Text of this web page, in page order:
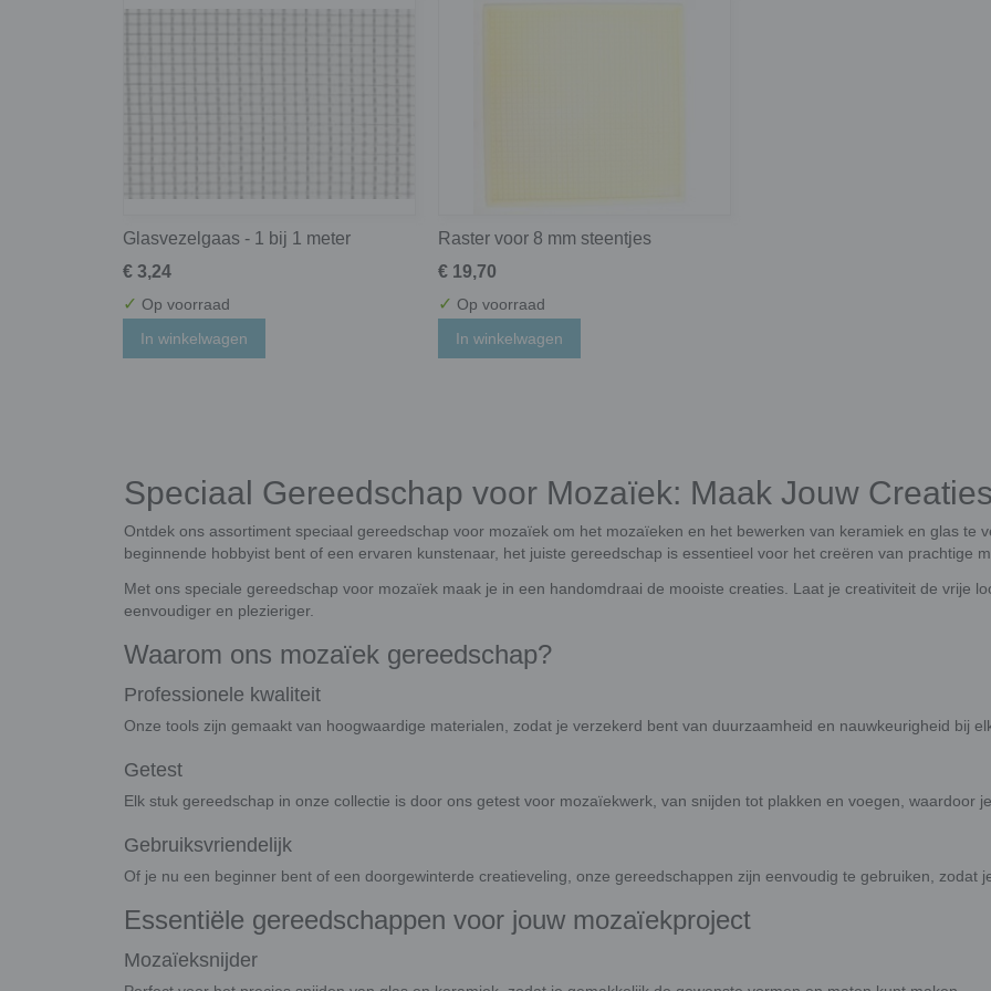
Glasvezelgaas - 1 bij 1 meter
€ 3,24
✓ Op voorraad
In winkelwagen
Raster voor 8 mm steentjes
€ 19,70
✓ Op voorraad
In winkelwagen
Speciaal Gereedschap voor Mozaïek: Maak Jouw
Ontdek ons assortiment speciaal gereedschap voor mozaïek om het mozaïeken en het bewerken van keramiek en glas te
beginnende hobbyist bent of een ervaren kunstenaar, het juiste gereedschap is essentieel voor het creëren van prachtige
Met ons speciale gereedschap voor mozaïek maak je in een handomdraai de mooiste creaties. Laat je creativiteit de vrije
eenvoudiger en plezieriger.
Waarom ons mozaïek gereedschap?
Professionele kwaliteit
Onze tools zijn gemaakt van hoogwaardige materialen, zodat je verzekerd bent van duurzaamheid en nauwkeurigheid bij
Getest
Elk stuk gereedschap in onze collectie is door ons getest voor mozaïekwerk, van snijden tot plakken en voegen, waardoor
Gebruiksvriendelijk
Of je nu een beginner bent of een doorgewinterde creatieveling, onze gereedschappen zijn eenvoudig te gebruiken, zodat
Essentiële gereedschappen voor jouw mozaïekproject
Mozaïeksnijder